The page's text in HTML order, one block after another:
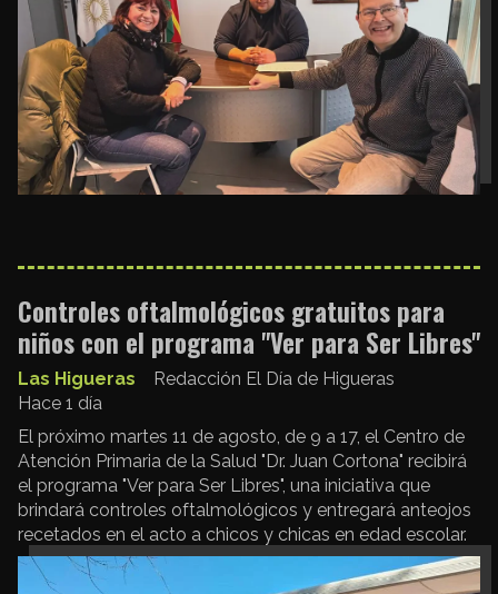
Controles oftalmológicos gratuitos para
niños con el programa "Ver para Ser Libres"
Redacción El Día de Higueras
Las Higueras
Hace 1 día
El próximo martes 11 de agosto, de 9 a 17, el Centro de
Atención Primaria de la Salud "Dr. Juan Cortona" recibirá
el programa "Ver para Ser Libres", una iniciativa que
brindará controles oftalmológicos y entregará anteojos
recetados en el acto a chicos y chicas en edad escolar.